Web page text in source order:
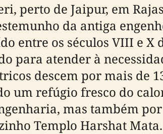
perto de Jaipur, em
da antiga
entre os séculos VIII e X
para atender à
descem por mais de
um refúgio fresco do
mas também
Templo Harshat Mata.